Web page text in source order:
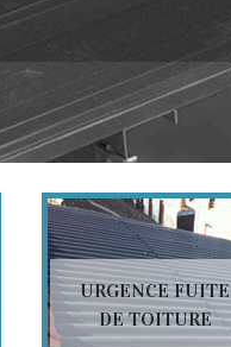
URGENCE FUITE
DE TOITURE